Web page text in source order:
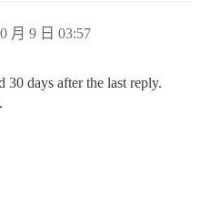
月 9 日 03:57
30 days after the last reply.